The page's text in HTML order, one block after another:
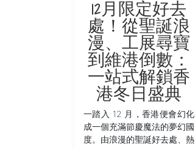
12月限定好去
處！從聖誕浪
漫、工展尋寶
到維港倒數：
一站式解鎖香
港冬日盛典
一踏入 12 月，香港便會幻化
成一個充滿節慶魔法的夢幻國
度。由浪漫的聖誕好去處、熱